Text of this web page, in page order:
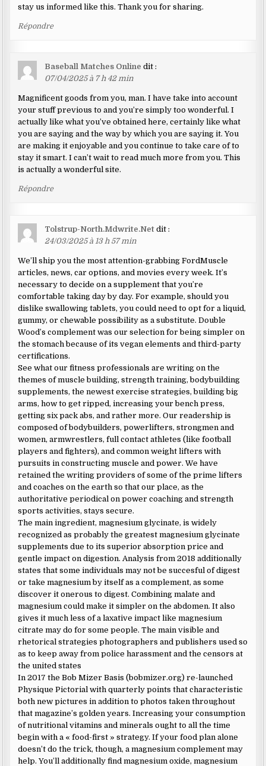
stay us informed like this. Thank you for sharing.
Répondre
Baseball Matches Online dit :
07/04/2025 à 7 h 42 min
Magnificent goods from you, man. I have take into account
your stuff previous to and you’re simply too wonderful. I
actually like what you’ve obtained here, certainly like what
you are saying and the way by which you are saying it. You
are making it enjoyable and you continue to take care of to
stay it smart. I can’t wait to read much more from you. This
is actually a wonderful site.
Répondre
Tolstrup-North.Mdwrite.Net dit :
24/03/2025 à 13 h 57 min
We’ll ship you the most attention-grabbing FordMuscle
articles, news, car options, and movies every week. It’s
necessary to decide on a supplement that you’re
comfortable taking day by day. For example, should you
dislike swallowing tablets, you could need to opt for a liquid,
gummy, or chewable possibility as a substitute. Double
Wood’s complement was our selection for being simpler on
the stomach because of its vegan elements and third-party
certifications.
See what our fitness professionals are writing on the
themes of muscle building, strength training, bodybuilding
supplements, the newest exercise strategies, building big
arms, how to get ripped, increasing your bench press,
getting six pack abs, and rather more. Our readership is
composed of bodybuilders, powerlifters, strongmen and
women, armwrestlers, full contact athletes (like football
players and fighters), and common weight lifters with
pursuits in constructing muscle and power. We have
retained the writing providers of some of the prime lifters
and coaches on the earth so that our place, as the
authoritative periodical on power coaching and strength
sports activities, stays secure.
The main ingredient, magnesium glycinate, is widely
recognized as probably the greatest magnesium glycinate
supplements due to its superior absorption price and
gentle impact on digestion. Analysis from 2018 additionally
states that some individuals may not be succesful of digest
or take magnesium by itself as a complement, as some
discover it onerous to digest. Combining malate and
magnesium could make it simpler on the abdomen. It also
gives it much less of a laxative impact like magnesium
citrate may do for some people. The main visible and
rhetorical strategies photographers and publishers used so
as to keep away from police harassment and the censors at
the united states
In 2017 the Bob Mizer Basis (bobmizer.org) re-launched
Physique Pictorial with quarterly points that characteristic
both new pictures in addition to photos taken throughout
that magazine’s golden years. Increasing your consumption
of nutritional vitamins and minerals ought to all the time
begin with a « food-first » strategy. If your food plan alone
doesn’t do the trick, though, a magnesium complement may
help. You’ll additionally find magnesium oxide, magnesium